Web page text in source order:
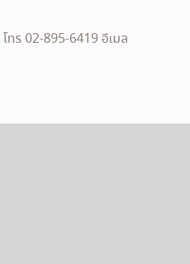
ร 02-895-6419 อีเมล